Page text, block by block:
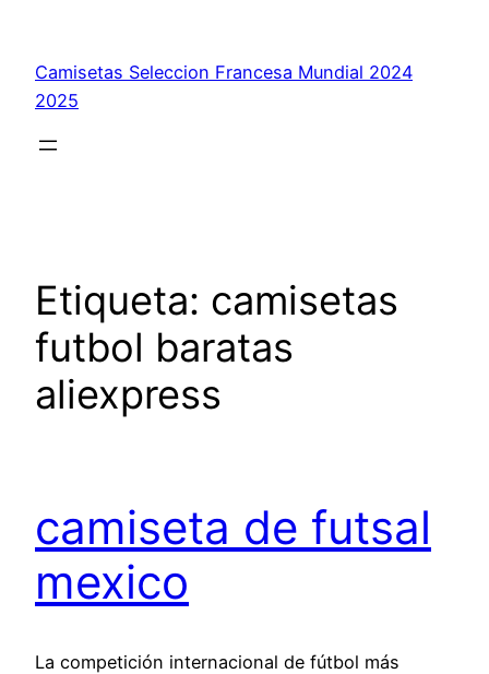
contenido
Camisetas Seleccion Francesa Mundial 2024
2025
Etiqueta: camisetas
futbol baratas
aliexpress
camiseta de futsal
mexico
La competición internacional de fútbol más